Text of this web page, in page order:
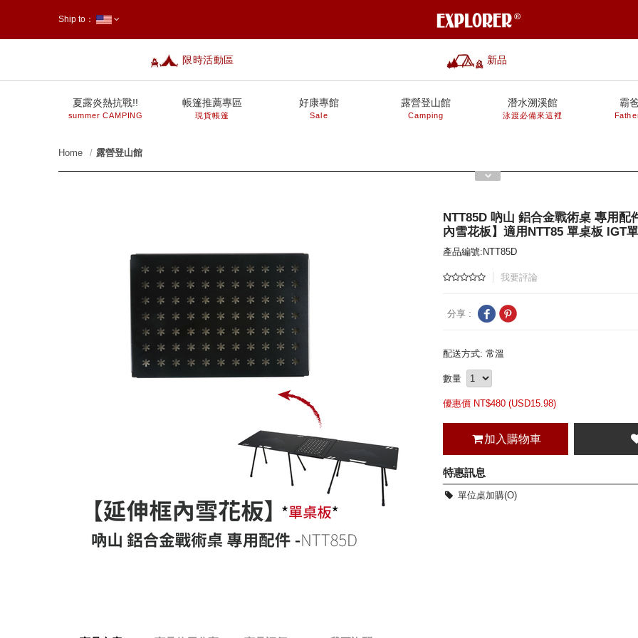
限時活動區 新品
Ship to：
夏露炎熱抗戰!!
summer CAMPING
帳篷推薦專區
現貨帳篷
好康專館
Sale
露營登山館
Camping
潛水溯溪館
泳渡必備來這裡
霸
Home 露營登山館
prev
NTT85D 吶山 鋁合金戰術桌 專用配
內雪花板】適用NTT85 單桌板 IGT
產品編號:NTT85D
我要評論
分享 :
配送方式: 常溫
數量
優惠價 NT$480 (USD15.98)
加入購物車
特惠訊息
單位桌加購(O)